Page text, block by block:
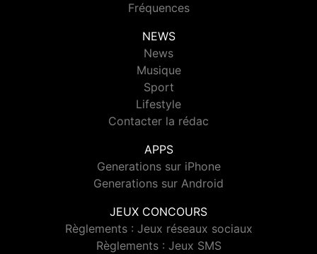
Fréquences
NEWS
News
Musique
Sport
Lifestyle
Contacter la rédac
APPS
Generations sur iPhone
Generations sur Android
JEUX CONCOURS
Règlements : Jeux réseaux sociaux
Règlements : Jeux SMS